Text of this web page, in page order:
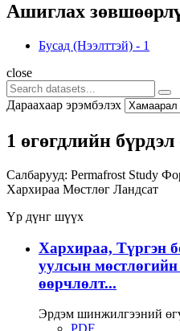
Ашиглах
Бусад (Нээлттэй) - 1
close
Дараахаар эрэмбэлэх
1 өгөгдлийн бүрдэл
Салбарууд: Permafrost Study
Хархираа Мөстлөг Ландсат
Үр дүнг шүүх
Хархираа, Түргэн
уулсын
өөрчлөлт...
Эрдэм шинжилгээний